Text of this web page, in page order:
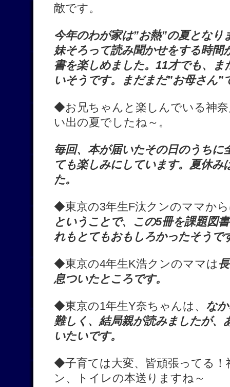
敵です。
今年のわが家は”お熱”の夏となり
妹そろって読み聞かせをする時間
書を楽しめました。11才でも、
いそうです。まだまだ”お母さん”
◆お兄ちゃんと楽しんでいる神
い出の夏でしたね～。
毎回、本が届いたその日のうちに
ても楽しみにしています。夏休み
た。
◆東京の3年生F汰クンのママか
ということで、この5冊を課題図
れもとてもおもしろかったそうで
◆東京の4年生K浩クンのママは
息ついたところです。
◆東京の1年生Y奈ちゃんは、 な
難しく、結局親が読みましたが、
いたいです。
◆子育ては大変、皆頑張ってる！
ン、トイレの本送りますね～